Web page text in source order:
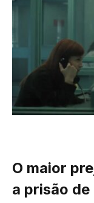
O maior
a prisão de